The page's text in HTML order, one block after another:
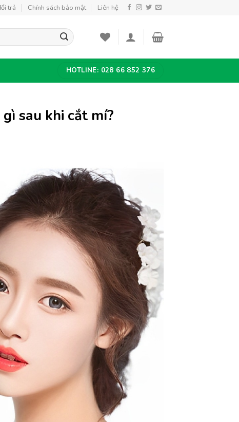
trả Chính sách bảo mật Liên hệ
HOTLINE: 028 66 852 376
sau khi cắt mí?